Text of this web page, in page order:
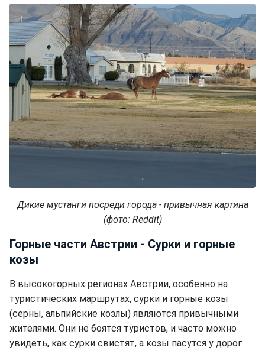
Дикие мустанги посреди города - привычная картина
(фото: Reddit)
Горные части Австрии - Сурки и горные
козы
В высокогорных регионах Австрии, особенно на
туристических маршрутах, сурки и горные козы
(серны, альпийские козлы) являются привычными
жителями. Они не боятся туристов, и часто можно
увидеть, как сурки свистят, а козы пасутся у дорог.